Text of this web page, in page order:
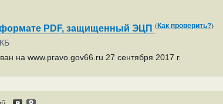
PDF, защищенный ЭЦП (Как проверить?)
на www.pravo.gov66.ru 27 сентября 2017 г.